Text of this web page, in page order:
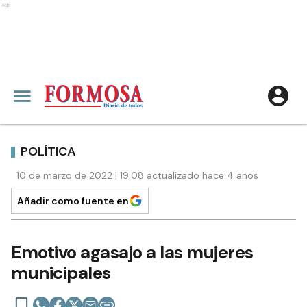
Ads
POLÍTICA
10 de marzo de 2022 | 19:08 actualizado hace 4 años
Añadir como fuente en
Emotivo agasajo a las mujeres
municipales